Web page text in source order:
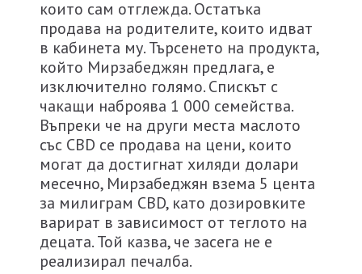
които сам отглежда. Остатъка
продава на родителите, които идват
в кабинета му. Търсенето на продукта,
който Мирзабеджян предлага, е
изключително голямо. Спискът с
чакащи наброява 1 000 семейства.
Въпреки че на други места маслото
със CBD се продава на цени, които
могат да достигнат хиляди долари
месечно, Мирзабеджян взема 5 цента
за милиграм CBD, като дозировките
варират в зависимост от теглото на
децата. Той казва, че засега не е
реализирал печалба.